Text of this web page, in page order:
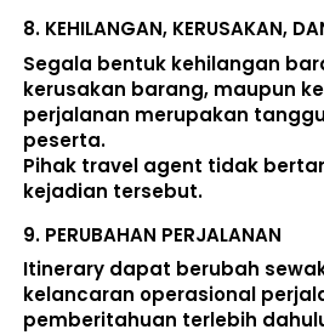
8. KEHILANGAN, KERUSAKAN,
Segala bentuk kehilangan
kerusakan barang, maupun
perjalanan merupakan
peserta.
Pihak travel agent tidak
kejadian tersebut.
9. PERUBAHAN PERJALANAN
Itinerary dapat berubah
kelancaran operasional
pemberitahuan terlebih